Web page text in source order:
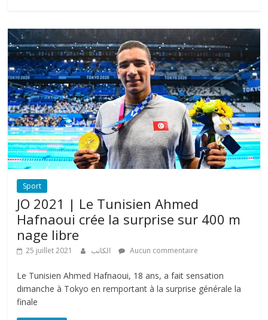
Sport
JO 2021 | Le Tunisien Ahmed
Hafnaoui crée la surprise sur 400 m
nage libre
25 juillet 2021 Aucun commentaire
Le Tunisien Ahmed Hafnaoui, 18 ans, a fait sensation
dimanche à Tokyo en remportant à la surprise générale la
finale